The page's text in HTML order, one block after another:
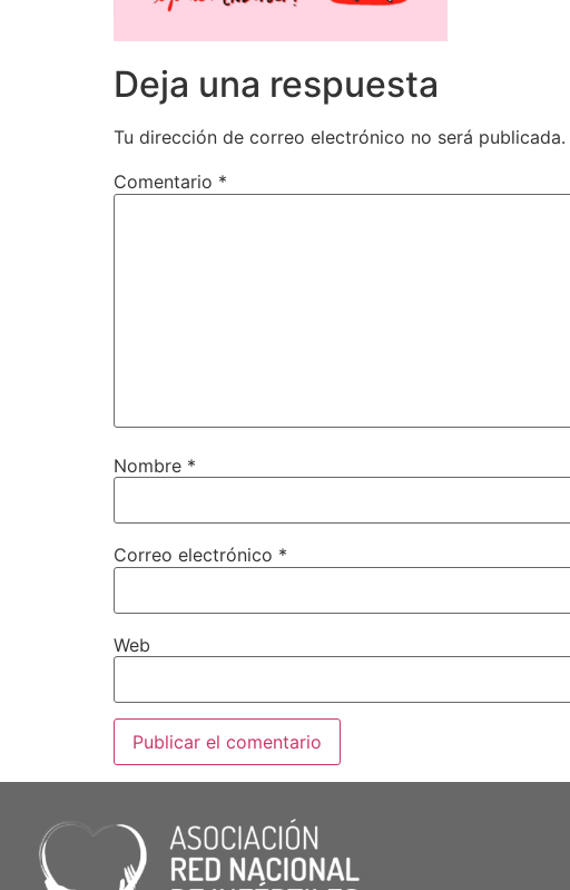
Deja una respuesta
Tu dirección de correo electrónico no será publicada.
Comentario *
Nombre *
Correo electrónico *
Web